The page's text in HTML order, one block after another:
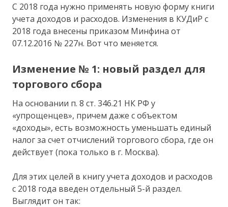
С 2018 года нужно применять новую форму книги
учета доходов и расходов. Изменения в КУДиР с
2018 года внесены приказом Минфина от
07.12.2016 № 227н. Вот что меняется.
Изменение № 1: новый раздел для
торгового сбора
На основании п. 8 ст. 346.21 НК РФ у
«упрощенцев», причем даже с объектом
«доходы», есть возможность уменьшать единый
налог за счет отчислений торгового сбора, где он
действует (пока только в г. Москва).
Для этих целей в книгу учета доходов и расходов
с 2018 года введен отдельный 5-й раздел.
Выглядит он так: